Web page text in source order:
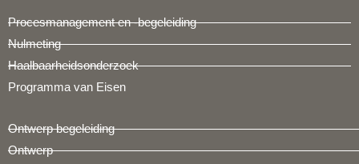
Procesmanagement en -begeleiding
Nulmeting
Haalbaarheidsonderzoek
Programma van Eisen
Ontwerp begeleiding
Ontwerp